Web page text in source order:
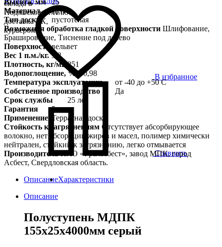
склада в
Подмосковье. Плюс
доставка ТК,
курьером
В избранное
Сравнить
Высота, мм
25
Материал
ДПК
Тип доски
пустотелая
Возможная обработка гладкой поверхности Шлифование,
Браширование, Тиснение под дерево
Поверхностьвельвет
Вес 1 п.м./кг. 3,3
Плотность, кг/м2 851
Водопоглощение, %
0,98
Температура эксплуатации
от -40 до +50 С
Собственное производство
Да
Срок службы
25 лет
Гарантия
5 лет
Применение
Террасная доска
Стойкость к загрязнениям Отсутствует абсорбирующее
волокно, нет абсорбции жиров и масел, полимер химически
нейтрален, стойкий к загрязнению, легко отмывается
Производитель
ПАО «Ураласбест», завод МПК, город
Асбест, Свердловская область.
ОписаниеХарактеристики
Описание
Полуступень МДПК
155х25х4000мм серый